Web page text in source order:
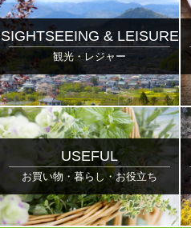
SIGHTSEEING & LEISURE
観光・レジャー
USEFUL
お買い物・暮らし・お役立ち